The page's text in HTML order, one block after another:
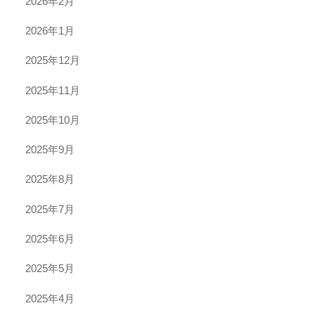
2026年1月
2025年12月
2025年11月
2025年10月
2025年9月
2025年8月
2025年7月
2025年6月
2025年5月
2025年4月